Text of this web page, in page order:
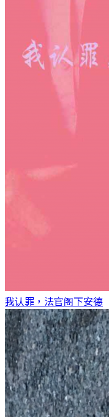
我认罪，法官阁下安德